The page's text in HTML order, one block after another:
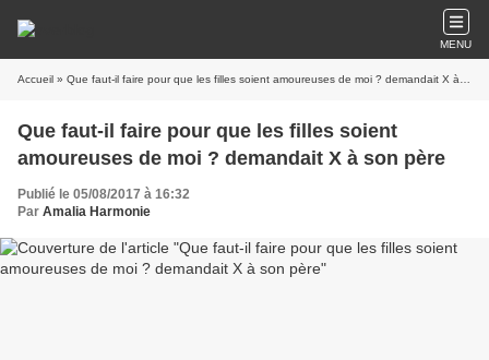
MENU
Accueil » Que faut-il faire pour que les filles soient amoureuses de moi ? demandait X à son père
Que faut-il faire pour que les filles soient
amoureuses de moi ? demandait X à son père
Publié le 05/08/2017 à 16:32
Par Amalia Harmonie